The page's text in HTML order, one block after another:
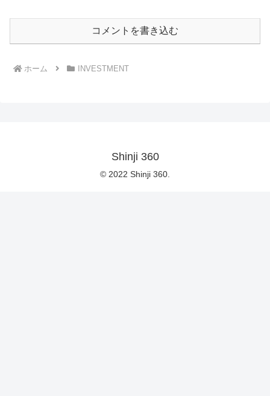
コメントを書き込む
ホーム INVESTMENT
Shinji 360
© 2022 Shinji 360.